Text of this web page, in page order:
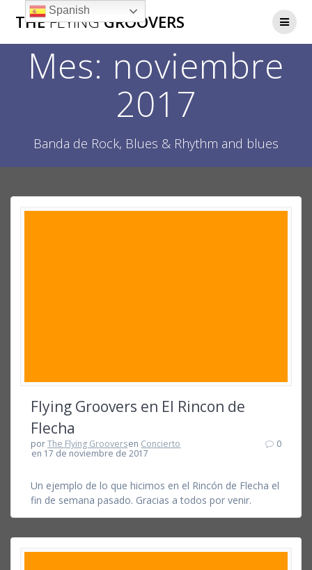
al
THEFLYINGGROOVERS
Mes: noviembre
2017
Banda de Rock, Blues & Rhythm and blues
Flying Groovers en El Rincon de
Flecha
porThe Flying Grooversen Concierto
en 17 de noviembre de 2017
0
Un ejemplo de lo que hicimos en el Rincón de Flecha el
fin de semana pasado. Gracias a todos por venir.
Spanish